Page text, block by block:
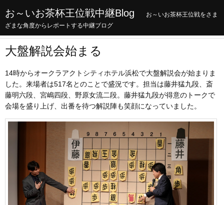
お～いお茶杯王位戦中継Blog
お～いお茶杯王位戦をさま
ざまな角度からレポートする中継ブログ
大盤解説会始まる
14時からオークラアクトシティホテル浜松で大盤解説会が始まりま
した。来場者は517名とのことで盛況です。担当は藤井猛九段、斎
藤明六段、宮嶋四段、野原女流二段。藤井猛九段が得意のトークで
会場を盛り上げ、出番を待つ解説陣も笑顔になっていました。